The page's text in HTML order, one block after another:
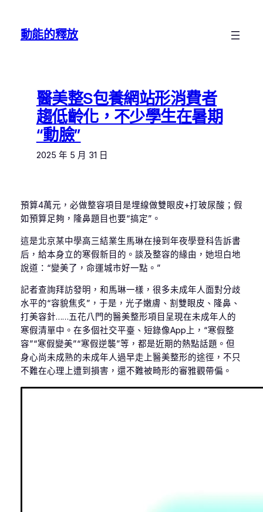
動能的釋放
醫美整S包養網站形消費者
趨低齡化，不少學生在暑期
“動臉”
2025 年 5 月 31 日
預算4萬元，必做整容項目是埋線做雙眼皮+打玻尿酸；假
如預算足夠，隆鼻題目也要“搞定”。
這是北京某中學高三結業生馬琳在接到年夜學登科告訴書
后，給本身立的寒假新目的。談及整容的緣由，她坦白地
說道：“變美了，命運城市好一點。”
記者查詢拜訪發明，和馬琳一樣，很多未成年人面對分歧
水平的“容貌焦炙”，于是，光子嫩膚、割雙眼皮、隆鼻、
打美容針……五花八門的醫美整形項目呈現在未成年人的
寒假清單中。在多個社交平臺、短錄像App上，“寒假整
容”“寒假變美”“寒假逆襲”等，都是近期的熱點話題。但
身心尚未成熟的未成年人過早走上醫美整形的途徑，不只
不難在心理上遭到損害，還不難被畸形的審雅觀帶偏。